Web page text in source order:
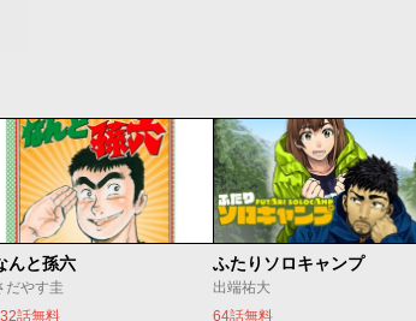
んと孫六
だやす圭
話無料
ふたりソロキャンプ
出端祐大
64話無料